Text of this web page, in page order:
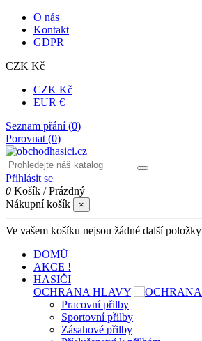
O nás
Kontakt
GDPR
CZK Kč
CZK Kč
EUR €
Seznam přání (0)
Porovnat (0)
Přihlásit se
0 Košík /Prázdný
Nákupní košík
×
Ve vašem košíku nejsou žádné další položky
DOMŮ
AKCE !
HASIČI
OCHRANA HLAVY
Pracovní přilby
Sportovní přilby
Zásahové přilby